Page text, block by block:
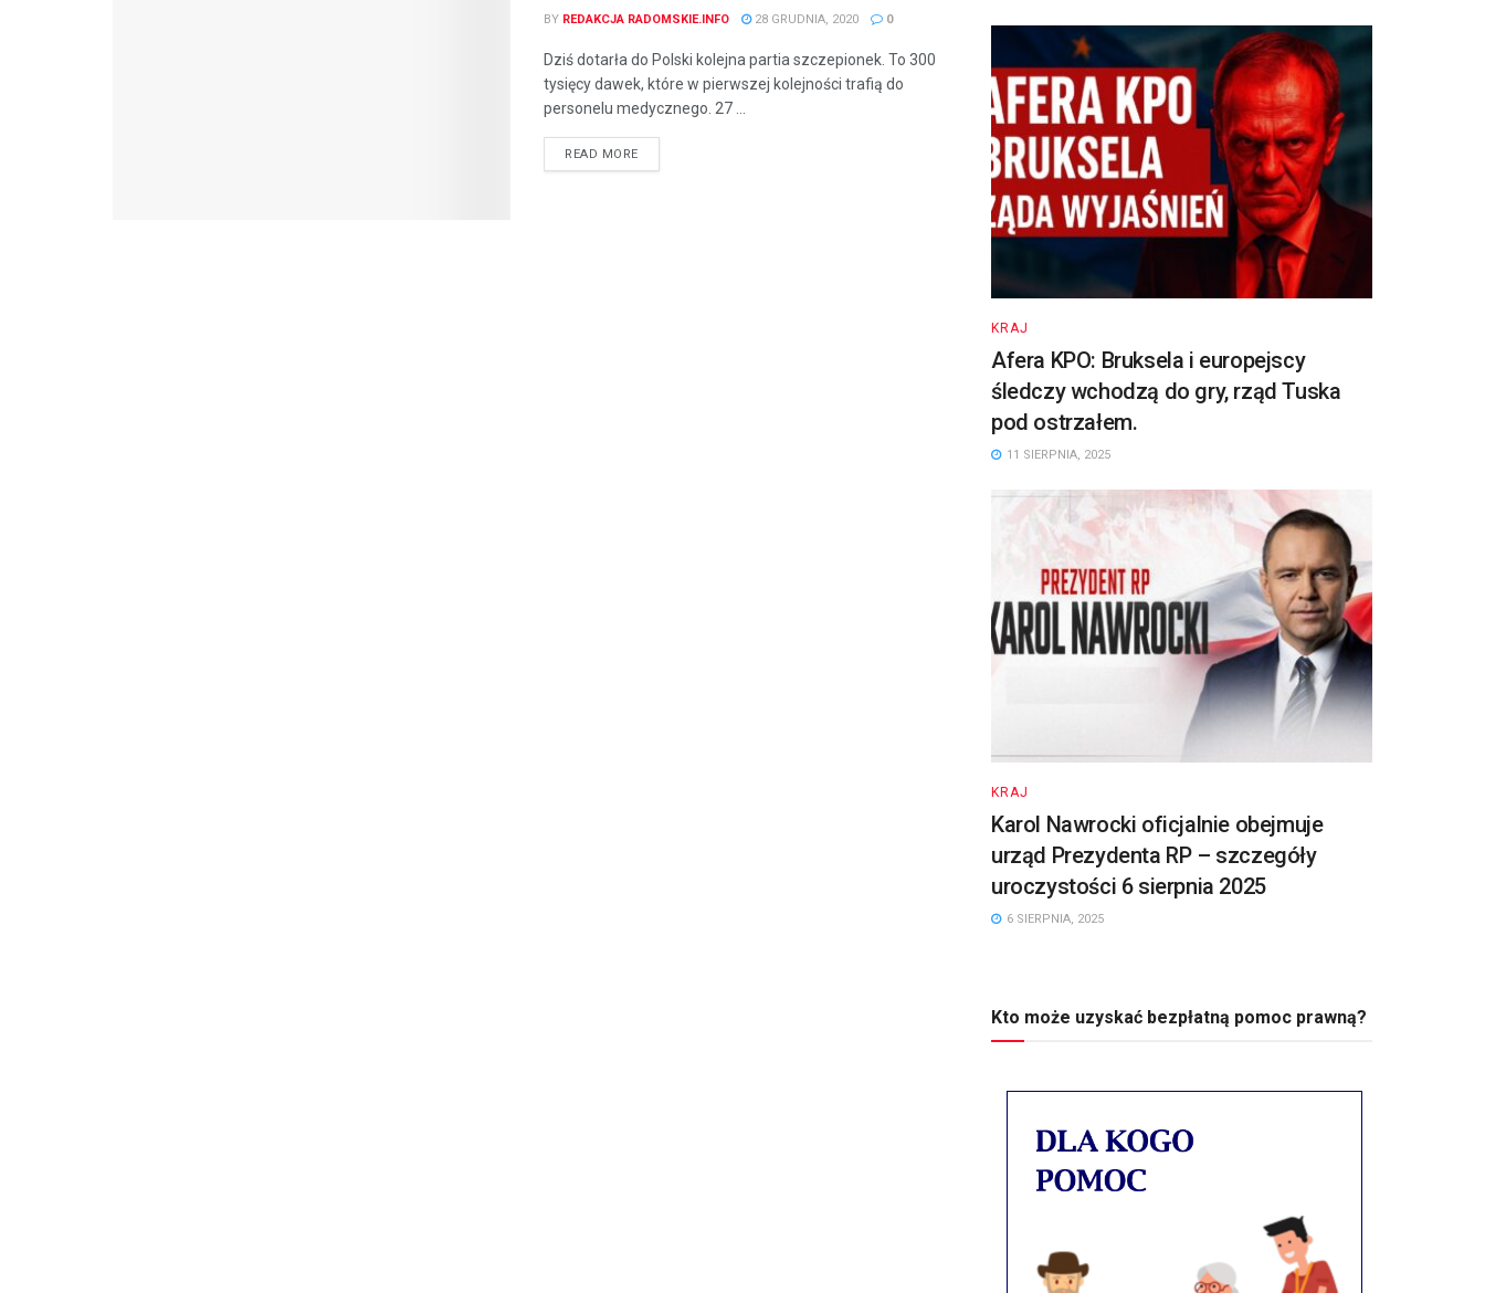
BY REDAKCJA RADOMSKIE.INFO 28 GRUDNIA, 2020 0
Dziś dotarła do Polski kolejna partia szczepionek. To 300
tysięcy dawek, które w pierwszej kolejności trafią do
personelu medycznego. 27 ...
READ MORE
KRAJ
Afera KPO: Bruksela i europejscy
śledczy wchodzą do gry, rząd Tuska
pod ostrzałem.
11 SIERPNIA, 2025
KRAJ
Karol Nawrocki oficjalnie obejmuje
urząd Prezydenta RP – szczegóły
uroczystości 6 sierpnia 2025
6 SIERPNIA, 2025
Kto może uzyskać bezpłatną pomoc prawną?